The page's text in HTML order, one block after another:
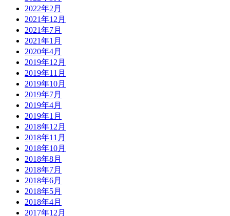
2022年2月
2021年12月
2021年7月
2021年1月
2020年4月
2019年12月
2019年11月
2019年10月
2019年7月
2019年4月
2019年1月
2018年12月
2018年11月
2018年10月
2018年8月
2018年7月
2018年6月
2018年5月
2018年4月
2017年12月